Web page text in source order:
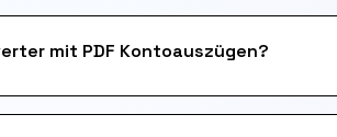
mit PDF Kontoauszügen?